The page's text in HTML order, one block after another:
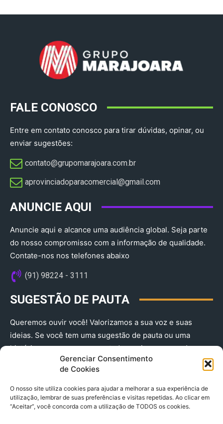
Gerenciar Consentimento
de Cookies
O nosso site utiliza cookies para ajudar a melhorar a sua experiência de
utilização, lembrar de suas preferências e visitas repetidas. Ao clicar em
“Aceitar”, você concorda com a utilização de TODOS os cookies.
FALE CONOSCO
Entre em contato conosco para tirar dúvidas, opinar, ou
enviar sugestões:
contato@grupomarajoara.com.br
aprovinciadoparacomercial@gmail.com​
ANUNCIE AQUI
Anuncie aqui e alcance uma audiência global. Seja parte
do nosso compromisso com a informação de qualidade.
Contate-nos nos telefones abaixo
(91) 98224 - 3111
SUGESTÃO DE PAUTA
Queremos ouvir você! Valorizamos a sua voz e suas
ideias. Se você tem uma sugestão de pauta ou uma
história que merece ser contada, envie-nos agora!
(91) 98224 - 3111